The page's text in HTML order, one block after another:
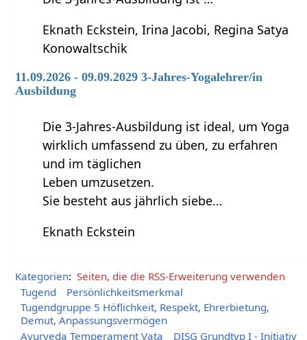
Eknath Eckstein, Irina Jacobi, Regina Satya
Konowaltschik
11.09.2026 - 09.09.2029 3-Jahres-Yogalehrer/in
Ausbildung
Die 3-Jahres-Ausbildung ist ideal, um Yoga
wirklich umfassend zu üben, zu erfahren
und im täglichen
Leben umzusetzen.
Sie besteht aus jährlich siebe…
Eknath Eckstein
Kategorien: Seiten, die die RSS-Erweiterung verwenden
Tugend
Persönlichkeitsmerkmal
Tugendgruppe 5 Höflichkeit, Respekt, Ehrerbietung,
Demut, Anpassungsvermögen
Ayurveda Temperament Vata
DISG Grundtyp I - Initiativ